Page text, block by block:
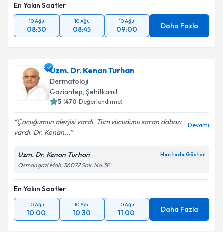
kapsamda işlenmesini kabul ediyorum.
Takvim Talebini Gönder
En Yakın Saatler
10 Ağu
08:30
10 Ağu
08:45
10 Ağu
09:00 Daha Fazla
Uzm. Dr. Kenan Turhan
Dermatoloji
Gaziantep, Şehitkamil
5 (470 Değerlendirme)
Çocuğumun alerjisi vardı. Tüm vücudunu saran dabazı
vardı. Dr. Kenan...
Devamı
Uzm. Dr. Kenan Turhan Haritada Göster
Osmangazi Mah. 56072 Sok. No:3E
En Yakın Saatler
10 Ağu
10:00
10 Ağu
10:30
10 Ağu
11:00 Daha Fazla